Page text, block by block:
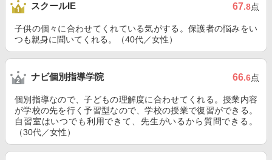
スクールIE 67.8点
子供の個々に合わせてくれている気がする。保護者の悩みをい
つも親身に聞いてくれる。（40代／女性）
ナビ個別指導学院 66.6点
個別指導なので、子どもの理解度に合わせてくれる。授業内容
が学校の先を行く予習型なので、学校の授業で復習ができる。
自習室はいつでも利用できて、先生がいるから質問できる。
（30代／女性）